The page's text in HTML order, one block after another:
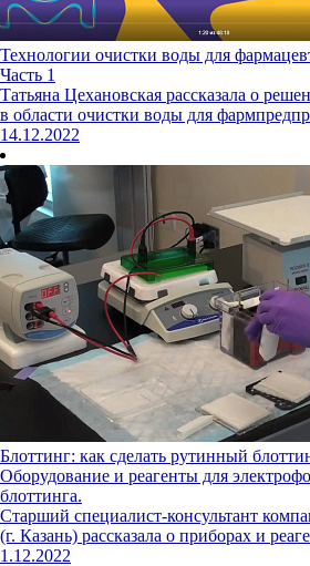
Технологии очистки воды для
Часть 1
Татьяна Цехановская рассказала о
в области очистки воды для
14.12.2022
Блоттинг: как сделать рутинный
Оборудование и реагенты для
блоттинга.
Старший специалист-консультант
(г. Казань) рассказала о приборах и
1.12.2022